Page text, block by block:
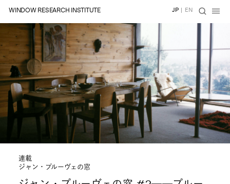
WINDOW RESEARCH INSTITUTE JP | EN
連載
ジャン・プルーヴェの窓